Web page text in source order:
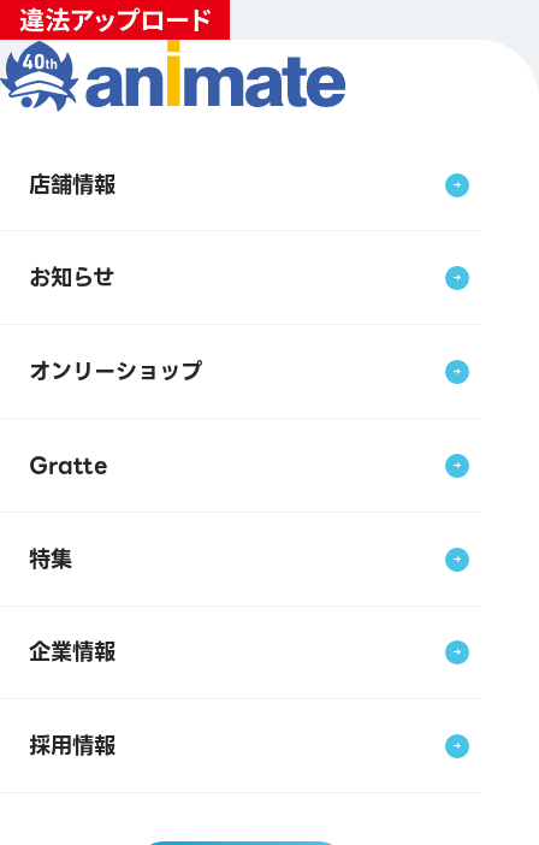
店舗情報
お知らせ
オンリーショップ
Gratte
特集
企業情報
採用情報